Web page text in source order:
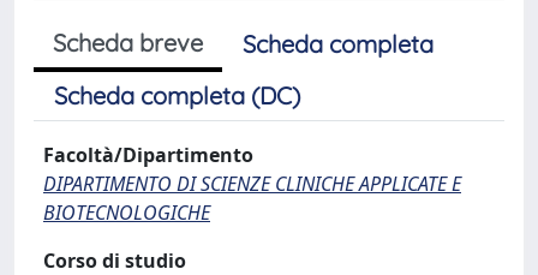
Scheda breve
Scheda completa
Scheda completa (DC)
Facoltà/Dipartimento
DIPARTIMENTO DI SCIENZE CLINICHE APPLICATE E
BIOTECNOLOGICHE
Corso di studio